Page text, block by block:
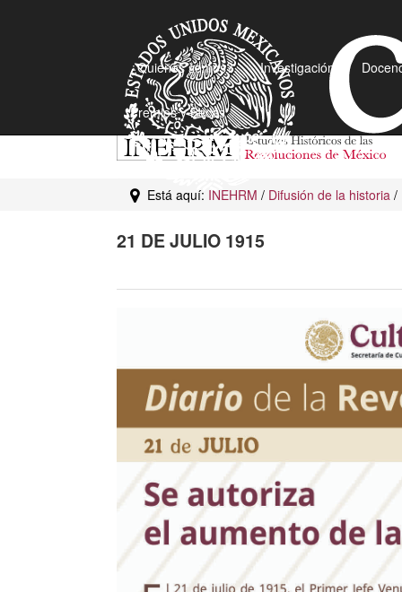
¿Quiénes somos? Investigación
Premios y Becas
Está aquí: INEHRM / Difusión de la historia /
21 DE JULIO 1915